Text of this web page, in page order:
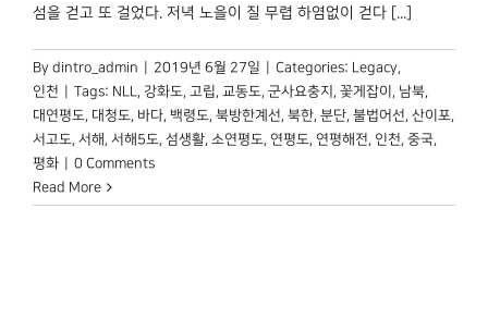
섬을 걷고 또 걸었다. 저녁 노을이 질 무렵 하염없이 걷다 [...]
By dintro_admin 2019년 6월 27일 Categories: Legacy,
인천
Tags: NLL, 강화도, 고립, 교동도, 군사요충지 , 꽃게잡이 , 남북,
대연평도, 대청도, 바다, 백령도, 북방한계선, 북한, 분단, 불법어선, 산이포,
서고도, 서해 , 서해5도, 섬생활, 소연평도, 연평도, 연평해전, 인천, 중국,
평화
0 Comments
Read More